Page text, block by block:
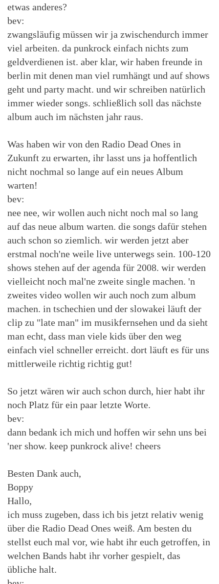
etwas anderes?
bev:
zwangsläufig müssen wir ja zwischendurch immer
viel arbeiten. da punkrock einfach nichts zum
geldverdienen ist. aber klar, wir haben freunde in
berlin mit denen man viel rumhängt und auf shows
geht und party macht. und wir schreiben natürlich
immer wieder songs. schließlich soll das nächste
album auch im nächsten jahr raus.
Was haben wir von den Radio Dead Ones in
Zukunft zu erwarten, ihr lasst uns ja hoffentlich
nicht nochmal so lange auf ein neues Album
warten!
bev:
nee nee, wir wollen auch nicht noch mal so lang
auf das neue album warten. die songs dafür stehen
auch schon so ziemlich. wir werden jetzt aber
erstmal noch'ne weile live unterwegs sein. 100-120
shows stehen auf der agenda für 2008. wir werden
vielleicht noch mal'ne zweite single machen. 'n
zweites video wollen wir auch noch zum album
machen. in tschechien und der slowakei läuft der
clip zu "late man" im musikfernsehen und da sieht
man echt, dass man viele kids über den weg
einfach viel schneller erreicht. dort läuft es für uns
mittlerweile richtig richtig gut!
So jetzt wären wir auch schon durch, hier habt ihr
noch Platz für ein paar letzte Worte.
bev:
dann bedank ich mich und hoffen wir sehn uns bei
'ner show. keep punkrock alive! cheers
Besten Dank auch,
Boppy
Hallo,
ich muss zugeben, dass ich bis jetzt relativ wenig
über die Radio Dead Ones weiß. Am besten du
stellst euch mal vor, wie habt ihr euch getroffen, in
welchen Bands habt ihr vorher gespielt, das
übliche halt.